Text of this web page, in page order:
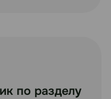
по разделу